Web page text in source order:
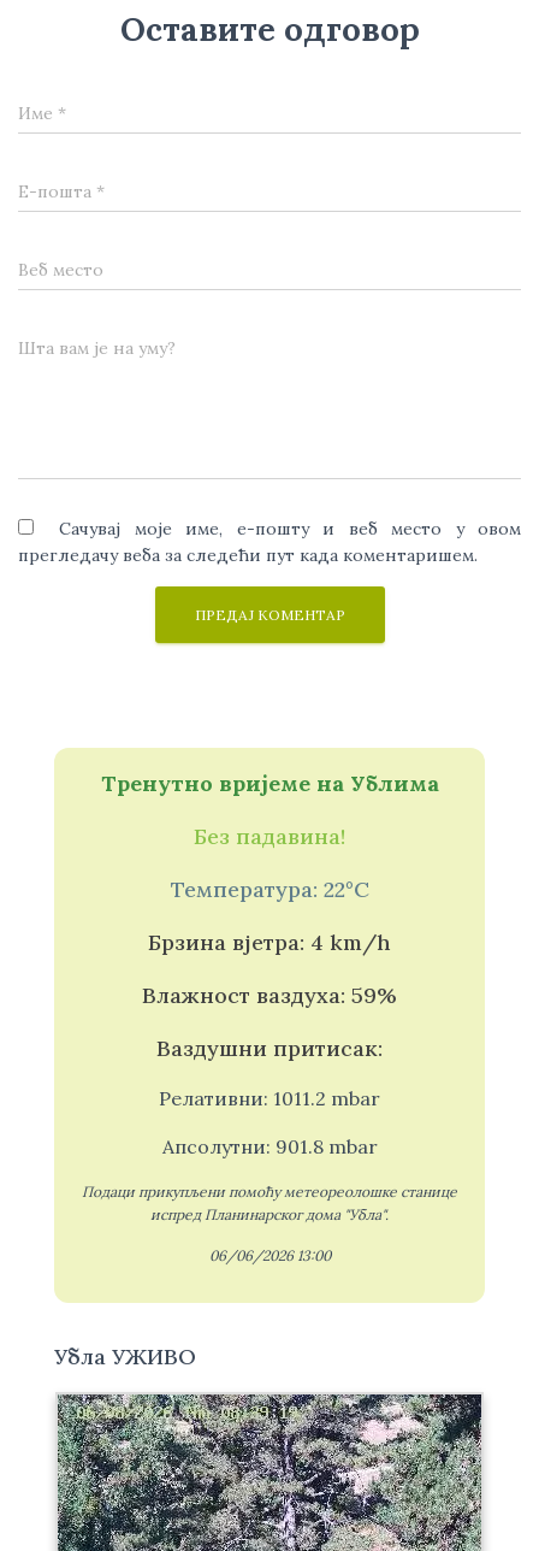
Оставите одговор
Име *
Е-пошта *
Веб место
Шта вам је на уму?
Сачувај моје име, е-пошту и веб место у овом
прегледачу веба за следећи пут када коментаришем.
Тренутно вријеме на Ублима
Без падавина!
Температура: 22°C
Брзина вјетра: 4 km/h
Влажност ваздуха: 59%
Ваздушни притисак:
Релативни: 1011.2 mbar
Апсолутни: 901.8 mbar
Подаци прикупљени помоћу метеореолошке станице
испред Планинарског дома "Убла".
06/06/2026 13:00
Убла УЖИВО